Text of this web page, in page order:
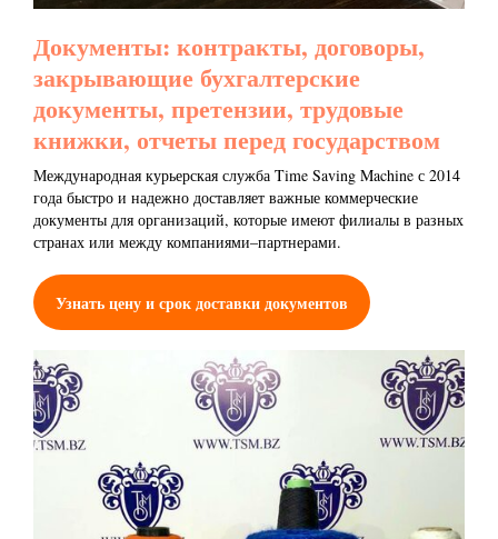
Документы: контракты, договоры,
закрывающие бухгалтерские
документы, претензии, трудовые
книжки, отчеты перед государством
Международная курьерская служба Time Saving Machine с 2014
года быстро и надежно доставляет важные коммерческие
документы для организаций, которые имеют филиалы в разных
странах или между компаниями–партнерами.
Узнать цену и срок доставки документов